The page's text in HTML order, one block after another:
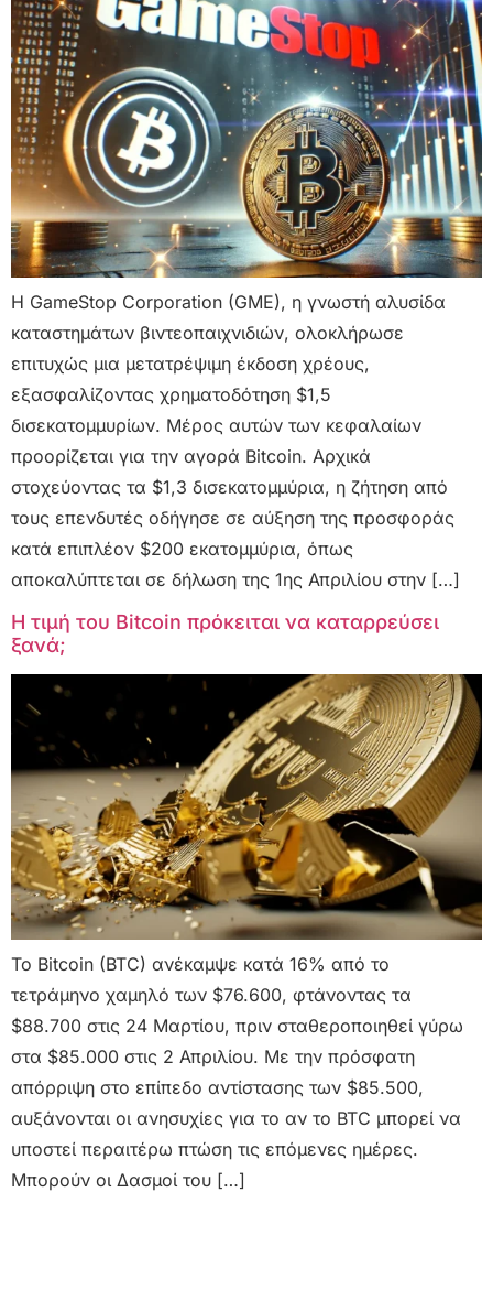
Η GameStop Corporation (GME), η γνωστή αλυσίδα
καταστημάτων βιντεοπαιχνιδιών, ολοκλήρωσε
επιτυχώς μια μετατρέψιμη έκδοση χρέους,
εξασφαλίζοντας χρηματοδότηση $1,5
δισεκατομμυρίων. Μέρος αυτών των κεφαλαίων
προορίζεται για την αγορά Bitcoin. Αρχικά
στοχεύοντας τα $1,3 δισεκατομμύρια, η ζήτηση από
τους επενδυτές οδήγησε σε αύξηση της προσφοράς
κατά επιπλέον $200 εκατομμύρια, όπως
αποκαλύπτεται σε δήλωση της 1ης Απριλίου στην […]
Η τιμή του Bitcoin πρόκειται να καταρρεύσει
ξανά;
Το Bitcoin (BTC) ανέκαμψε κατά 16% από το
τετράμηνο χαμηλό των $76.600, φτάνοντας τα
$88.700 στις 24 Μαρτίου, πριν σταθεροποιηθεί γύρω
στα $85.000 στις 2 Απριλίου. Με την πρόσφατη
απόρριψη στο επίπεδο αντίστασης των $85.500,
αυξάνονται οι ανησυχίες για το αν το BTC μπορεί να
υποστεί περαιτέρω πτώση τις επόμενες ημέρες.
Μπορούν οι Δασμοί του […]